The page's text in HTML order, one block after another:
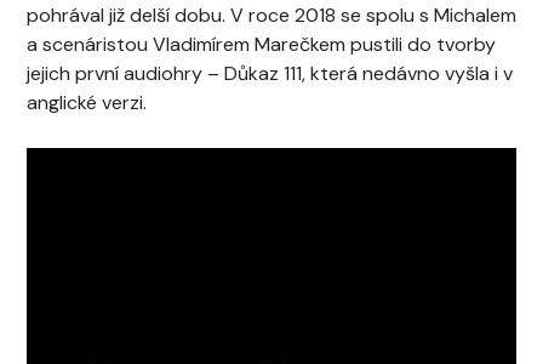
pohrával již delší dobu. V roce 2018 se spolu s Michalem
a scenáristou Vladimírem Marečkem pustili do tvorby
jejich první audiohry – Důkaz 111, která nedávno vyšla i v
anglické verzi.